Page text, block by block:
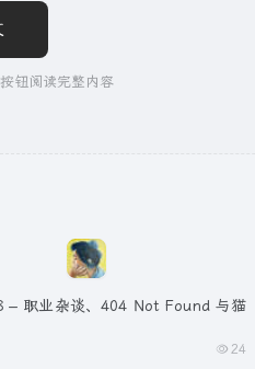
钮阅读完整内容
– 职业杂谈、404 Not Found 与猫
24